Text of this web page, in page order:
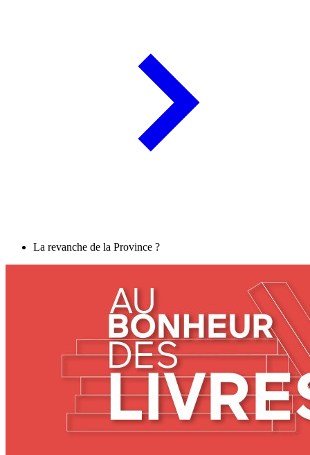
La revanche de la Province ?